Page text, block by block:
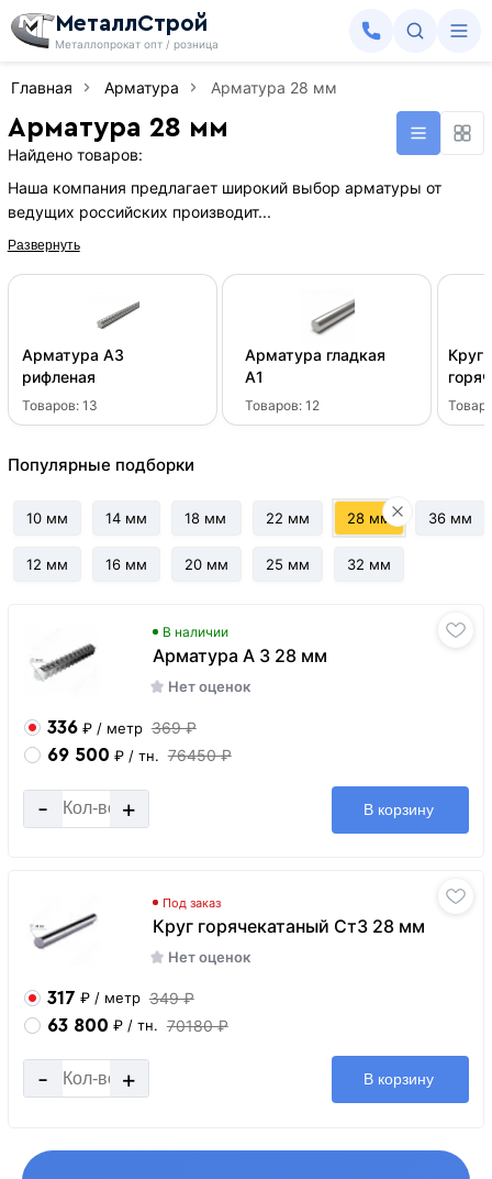
МеталлСтрой
Металлопрокат опт / розница
Главная Арматура Арматура 28 мм
Арматура 28 мм
Найдено товаров:
Наша компания предлагает широкий выбор арматуры от
ведущих российских производит...
Развернуть
Арматура А3
рифленая
Товаров:13
Арматура гладкая
А1
Товаров:12
Круг
Популярные подборки
10 мм
12 мм
14 мм
16 мм
18 мм
20 мм
22 мм
25 мм
28 мм
32 мм
36 мм
В наличии
Арматура А 3 28 мм
Нет оценок
336 ₽ / метр 369 ₽
69 500 ₽ / тн. 76450 ₽
- + В корзину
Под заказ
Круг горячекатаный Ст3 28 мм
Нет оценок
317 ₽ / метр 349 ₽
63 800 ₽ / тн. 70180 ₽
- + В корзину